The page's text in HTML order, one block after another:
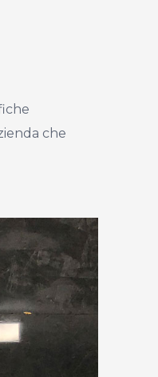
che